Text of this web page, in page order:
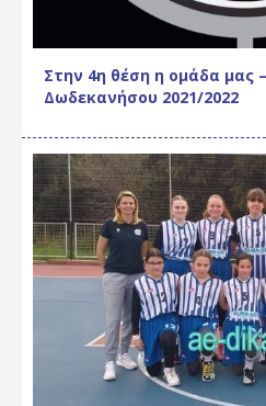
Στην 4η θέση η ομάδα μας
Δωδεκανήσου 2021/2022